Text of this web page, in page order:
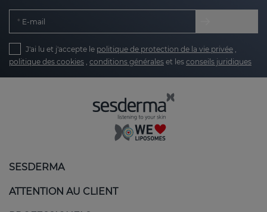
E-mail
J'ai lu et j'accepte le politique de protection de la vie privée ,
politique des cookies , conditions générales et les conseils juridiques
SESDERMA
ATTENTION AU CLIENT